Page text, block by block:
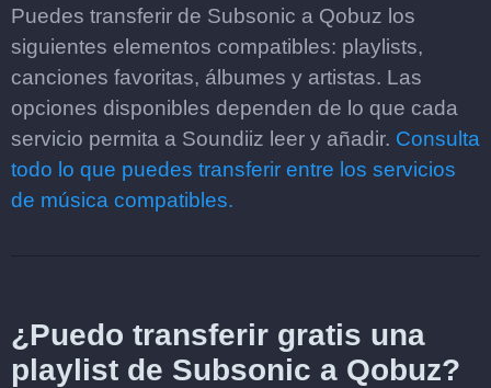
Puedes transferir de Subsonic a Qobuz los
siguientes elementos compatibles: playlists,
canciones favoritas, álbumes y artistas. Las
opciones disponibles dependen de lo que cada
servicio permita a Soundiiz leer y añadir. Consulta
todo lo que puedes transferir entre los servicios
de música compatibles.
¿Puedo transferir gratis una
playlist de Subsonic a Qobuz?